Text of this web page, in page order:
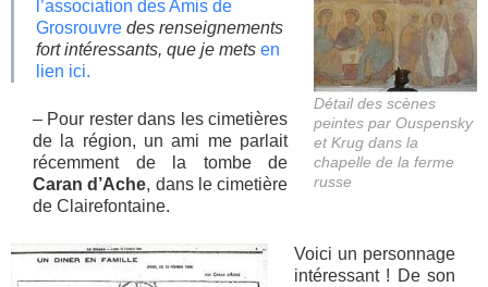
Détail des scènes
peintes par Ouspensky
et Krug dans la
chapelle de la ferme
russe
l’association des Amis de
Grosrouvre des renseignements
fort intéressants, que je mets en
lien ici.
– Pour rester dans les cimetières
de la région, un ami me parlait
récemment de la tombe de
Caran d’Ache, dans le cimetière
de Clairefontaine.
Voici un personnage
intéressant ! De son